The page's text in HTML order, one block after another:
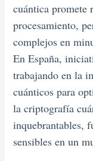
cuántica promete
procesamiento,
complejos en
En España,
trabajando en la
cuánticos para
la criptografía
inquebrantables,
sensibles en un